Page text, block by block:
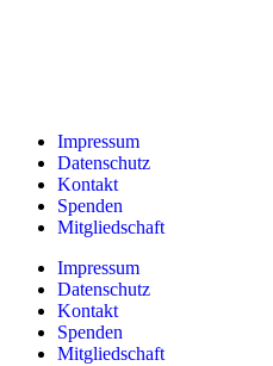
Impressum
Datenschutz
Kontakt
Spenden
Mitgliedschaft
Impressum
Datenschutz
Kontakt
Spenden
Mitgliedschaft